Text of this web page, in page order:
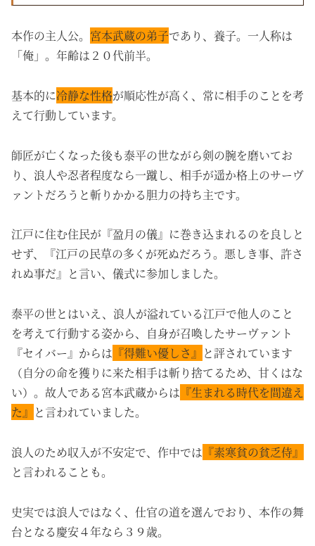
本作の主人公。 宮本武蔵の弟子であり、養子。一人称は
「俺」。年齢は２０代前半。
基本的に冷静な性格が順応性が高く、常に相手のことを考
えて行動しています。
師匠が亡くなった後も泰平の世ながら剣の腕を磨いてお
り、浪人や忍者程度なら一蹴し、相手が遥か格上のサーヴ
ァントだろうと斬りかかる胆力の持ち主です。
江戸に住む住民が『盈月の儀』に巻き込まれるのを良しと
せず、『江戸の民草の多くが死ぬだろう。悪しき事、許さ
れぬ事だ』と言い、儀式に参加しました。
泰平の世とはいえ、浪人が溢れている江戸で他人のこと
を考えて行動する姿から、自身が召喚したサーヴァント
『セイバー』からは 『得難い優しさ』 と評されています
（自分の命を獲りに来た相手は斬り捨てるため、甘くはな
い）。故人である宮本武蔵からは 『生まれる時代を間違え
た』 と言われていました。
浪人のため収入が不安定で、作中では 『素寒貧の貧乏侍』
と言われることも。
史実では浪人ではなく、仕官の道を選んでおり、本作の舞
台となる慶安４年なら３９歳。